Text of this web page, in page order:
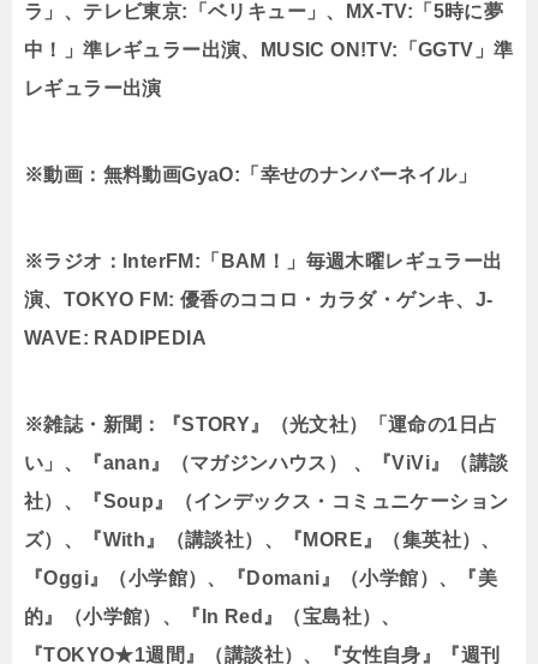
ラ」、テレビ東京:「ベリキュー」、MX-TV:「5時に夢
中！」準レギュラー出演、MUSIC ON!TV:「GGTV」準
レギュラー出演
※動画：無料動画GyaO:「幸せのナンバーネイル」
※ラジオ：InterFM:「BAM！」毎週木曜レギュラー出
演、TOKYO FM: 優香のココロ・カラダ・ゲンキ、J-
WAVE: RADIPEDIA
※雑誌・新聞：『STORY』（光文社）「運命の1日占
い」、『anan』（マガジンハウス） 、『ViVi』（講談
社）、『Soup』（インデックス・コミュニケーション
ズ）、『With』（講談社）、『MORE』（集英社）、
『Oggi』（小学館）、『Domani』（小学館）、『美
的』（小学館）、『In Red』（宝島社）、
『TOKYO★1週間』（講談社）、『女性自身』『週刊